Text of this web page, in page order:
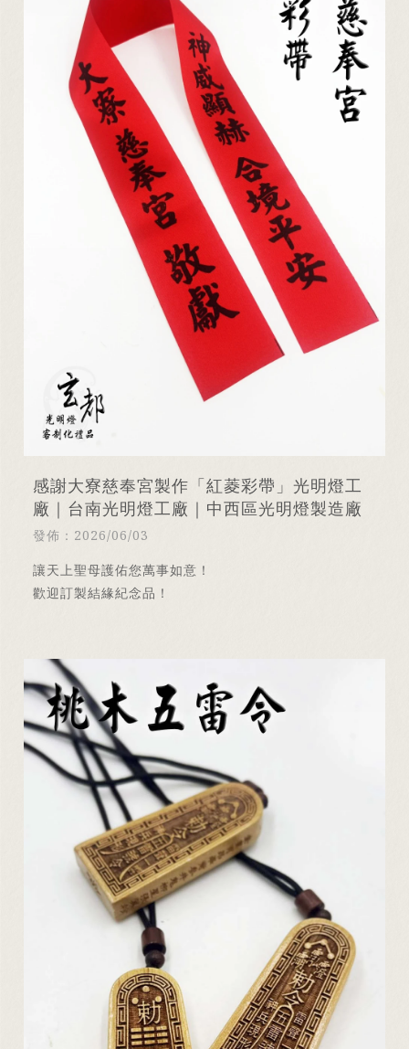
感謝大寮慈奉宮製作「紅菱彩帶」光明燈工
廠｜台南光明燈工廠｜中西區光明燈製造廠
發佈：2026/06/03
讓天上聖母護佑您萬事如意！
歡迎訂製結緣紀念品！